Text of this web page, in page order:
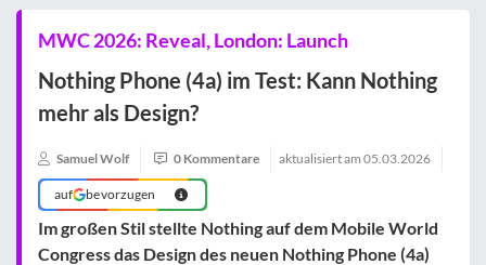
MWC 2026: Reveal, London: Launch
Nothing Phone (4a) im Test: Kann Nothing
mehr als Design?
Samuel Wolf 0 Kommentare aktualisiert am 05.03.2026
auf bevorzugen
Im großen Stil stellte Nothing auf dem Mobile World
Congress das Design des neuen Nothing Phone (4a)